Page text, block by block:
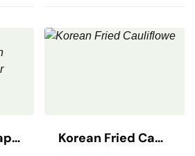
Krokante aardappels in schil met knoflook en Parmezaanse kaas Korean Fried Cauliflower